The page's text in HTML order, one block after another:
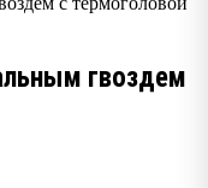
гвоздем